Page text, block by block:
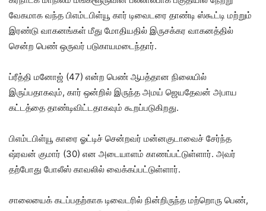
வேகமாக வந்த பிஎம்டபிள்யூ கார் டிவைடரை தாண்டி ஸ்கூட்டி மற்றும்
இரண்டு வாகனங்கள் மீது மோதியதில் இருசக்கர வாகனத்தில்
சென்ற பெண் ஒருவர் படுகாயமடைந்தார்.
ப்ரீத்தி மனோஜ் (47) என்ற பெண் ஆபத்தான நிலையில்
இருப்பதாகவும், கார் ஒன்றில் இருந்த அமய் ஜெயதேவன் அபாய
கட்டத்தை தாண்டிவிட்டதாகவும் கூறப்படுகிறது.
பிஎம்டபிள்யூ காரை ஓட்டிச் சென்றவர் மன்னகுடாவைச் சேர்ந்த
ஷ்ரவன் குமார் (30) என அடையாளம் காணப்பட்டுள்ளார். அவர்
தற்போது போலீஸ் காவலில் வைக்கப்பட்டுள்ளார்.
சாலையைக் கடப்பதற்காக டிவைடரில் நின்றிருந்த மற்றொரு பெண்,